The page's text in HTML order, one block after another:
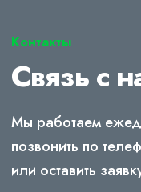
Контакты
Связь с
Мы работаем
позвонить по
или оставить